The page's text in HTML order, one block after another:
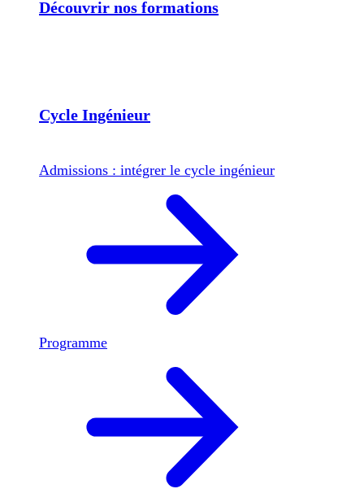
Découvrir nos formations
Cycle Ingénieur
Admissions : intégrer le cycle ingénieur
Programme